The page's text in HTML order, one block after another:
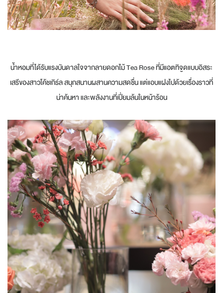
น้ำหอมที่ได้รับแรงบันดาลใจจากลายดอกไม้ Tea Rose ที่มีแอตทิจูดแบบอิสระ
เสรีของสาวโค้ชเกิร์ล สนุกสนานผสานความสดชื่น แต่แอบแฝงไปด้วยเรื่องราวที่
น่าค้นหา และพลังงานที่เปี่ยมล้นในหน้าร้อน